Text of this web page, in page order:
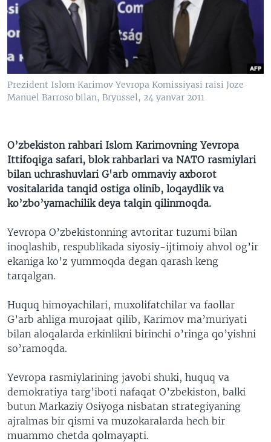
VIDEO
XABARLAR SURATLARDA
ODNOKLASSNIKI
TELEGRAM
TWITTER
SOUNDCLOUD
VOA
Prezident Islom Karimov Yevropa Komissiyasi raisi Joze
Manuel Barroso bilan, Bryussel, 24 yanvar 2011
O’zbekiston rahbari Islom Karimovning Yevropa
Ittifoqiga safari, blok rahbarlari va NATO rasmiylari
bilan uchrashuvlari G'arb ommaviy axborot
vositalarida tanqid ostiga olinib, loqaydlik va
ko’zbo’yamachilik deya talqin qilinmoqda.
Yevropa O’zbekistonning avtoritar tuzumi bilan
inoqlashib, respublikada siyosiy-ijtimoiy ahvol og’ir
ekaniga ko’z yummoqda degan qarash keng
tarqalgan.
Huquq himoyachilari, muxolifatchilar va faollar
G’arb ahliga murojaat qilib, Karimov ma’muriyati
bilan aloqalarda erkinlikni birinchi o’ringa qo’yishni
so’ramoqda.
Yevropa rasmiylarining javobi shuki, huquq va
demokratiya targ’iboti nafaqat O’zbekiston, balki
butun Markaziy Osiyoga nisbatan strategiyaning
ajralmas bir qismi va muzokaralarda hech bir
muammo chetda qolmayapti.